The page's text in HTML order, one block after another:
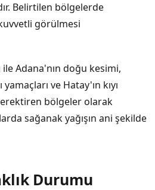
Belirtilen bölgelerde
görülmesi
ile Adana'nın doğu kesimi,
ve Hatay'ın kıyı
bölgeler olarak
sağanak yağışın ani şekilde
Durumu